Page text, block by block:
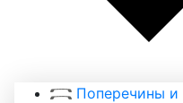
Поперечины и